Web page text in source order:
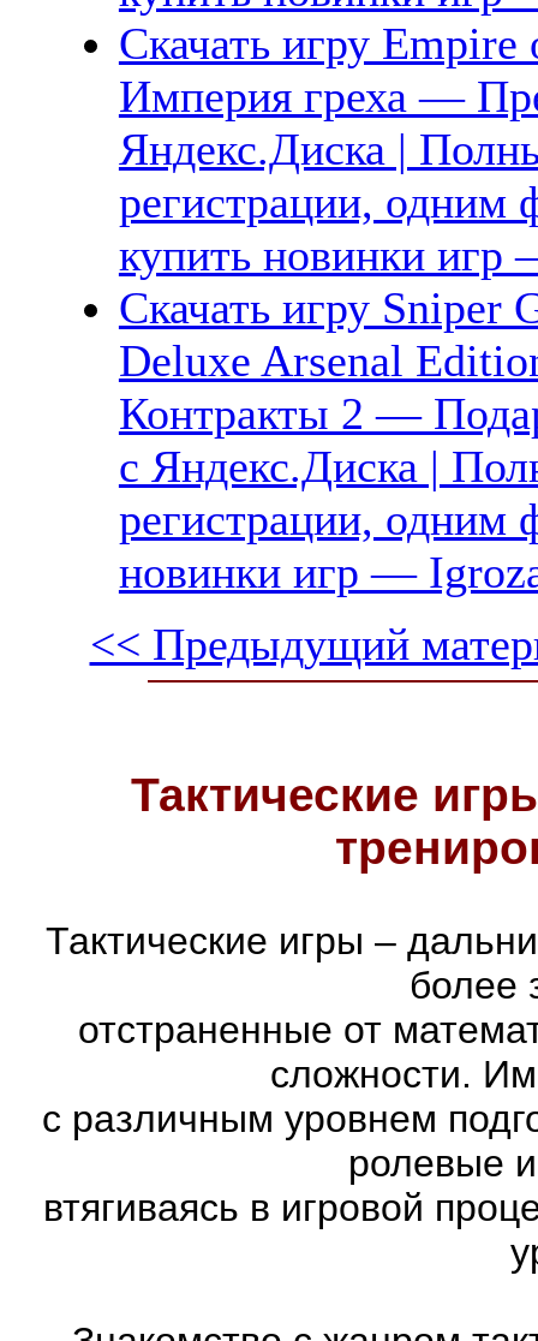
Скачать игру
Империя греха —
Яндекс.Диска |
регистрации, одним
купить новинки
Скачать игру
Deluxe Arsenal
Контракты 2 —
с Яндекс.Диска |
регистрации, одним
новинки игр —
<< Предыдущий
Тактические
Тактические игры –
более
отстраненные от
сложности.
с различным уровнем
ролевые
втягиваясь в игровой